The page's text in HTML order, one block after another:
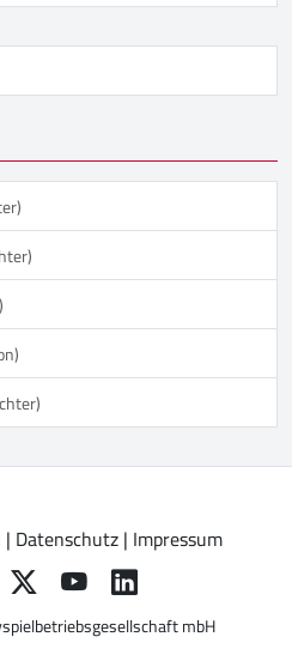
| Datenschutz| Impressum
mbH